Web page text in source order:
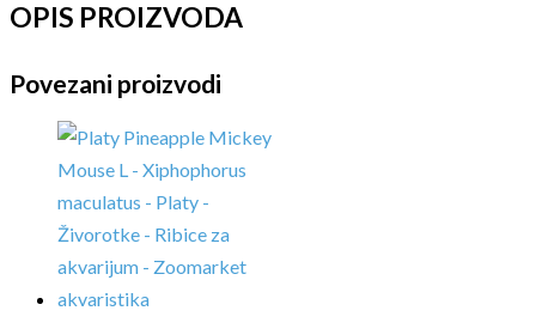
OPIS PROIZVODA
Povezani proizvodi